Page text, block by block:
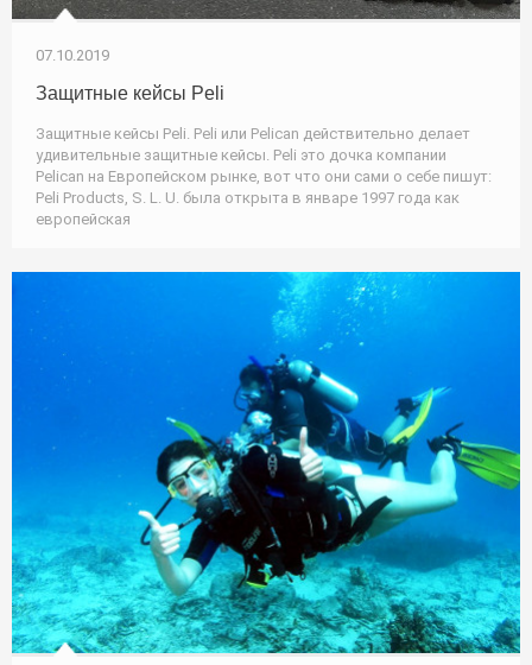
07.10.2019
Защитные кейсы Peli
Защитные кейсы Peli. Peli или Pelican действительно делает
удивительные защитные кейсы. Peli это дочка компании
Pelican на Европейском рынке, вот что они сами о себе пишут:
Peli Products, S. L. U. была открыта в январе 1997 года как
европейская